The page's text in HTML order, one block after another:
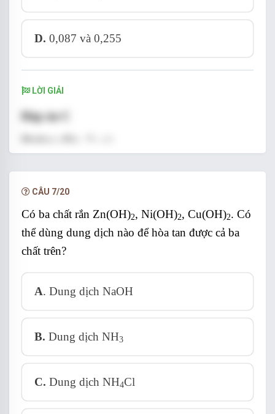
D. 0,087 và 0,255
LỜI GIẢI
Đáp án C
CÂU 7/20
Có ba chất rắn Zn(OH)2, Ni(OH)2, Cu(OH)2. Có
thể dùng dung dịch nào để hòa tan được cả ba
chất trên?
A. Dung dịch NaOH
B. Dung dịch NH3
C. Dung dịch NH4Cl